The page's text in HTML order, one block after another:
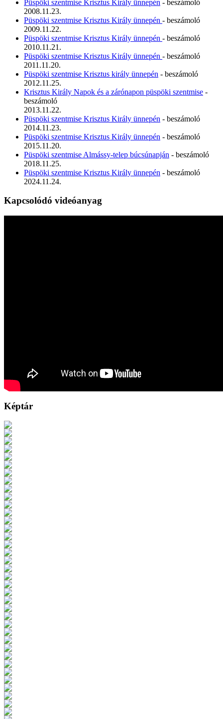
Püspöki szentmise Krisztus Király ünnepén - beszámoló
2008.11.23.
Püspöki szentmise Krisztus Király ünnepén - beszámoló
2009.11.22.
Püspöki szentmise Krisztus Király ünnepén - beszámoló
2010.11.21.
Püspöki szentmise Krisztus Király ünnepén - beszámoló
2011.11.20.
Püspöki szentmise Krisztus király ünnepén - beszámoló
2012.11.25.
Krisztus Király Napok és a zárónapon püspöki szentmise -
beszámoló
2013.11.22.
Püspöki szentmise Krisztus Király ünnepén - beszámoló
2014.11.23.
Püspöki szentmise Krisztus Király ünnepén - beszámoló
2015.11.20.
Püspöki szentmise Almássy-telep búcsúnapján - beszámoló
2018.11.25.
Püspöki szentmise Krisztus Király ünnepén - beszámoló
2024.11.24.
Kapcsolódó videóanyag
Képtár